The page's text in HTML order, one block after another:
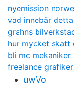
nyemission
vad innebär detta
grahns
hur mycket skatt
bli mc mekaniker
freelance
uwVo